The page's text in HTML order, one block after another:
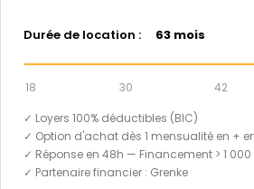
Durée de location : 63 mois
18 30 42
✓ Loyers 100% déductibles (BIC)
✓ Option d'achat dès 1 mensualité en +
✓ Réponse en 48h — Financement > 1 000
✓ Partenaire financier : Grenke